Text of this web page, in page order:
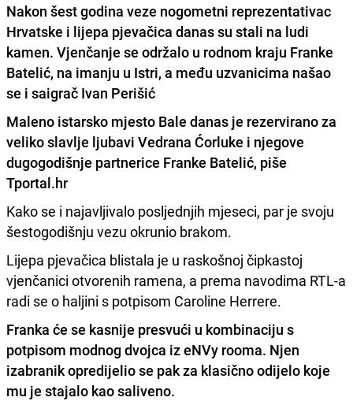
Nakon šest godina veze nogometni reprezentativac
Hrvatske i lijepa pjevačica danas su stali na ludi
kamen. Vjenčanje se održalo u rodnom kraju Franke
Batelić, na imanju u Istri, a među uzvanicima našao
se i saigrač Ivan Perišić
Maleno istarsko mjesto Bale danas je rezervirano za
veliko slavlje ljubavi Vedrana Ćorluke i njegove
dugogodišnje partnerice Franke Batelić, piše
Tportal.hr
Kako se i najavljivalo posljednjih mjeseci, par je svoju
šestogodišnju vezu okrunio brakom.
Lijepa pjevačica blistala je u raskošnoj čipkastoj
vjenčanici otvorenih ramena, a prema navodima RTL-a
radi se o haljini s potpisom Caroline Herrere.
Franka će se kasnije presvući u kombinaciju s
potpisom modnog dvojca iz eNVy rooma. Njen
izabranik opredijelio se pak za klasično odijelo koje
mu je stajalo kao saliveno.